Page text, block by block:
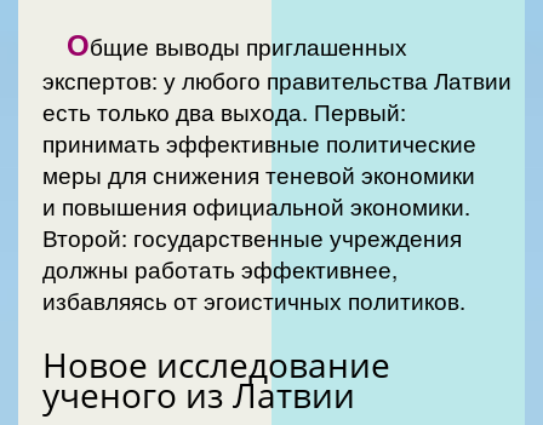
Общие выводы приглашенных
экспертов: у любого правительства Латвии
есть только два выхода. Первый:
принимать эффективные политические
меры для снижения теневой экономики
и повышения официальной экономики.
Второй: государственные учреждения
должны работать эффективнее,
избавляясь от эгоистичных политиков.
Новое исследование
ученого из Латвии